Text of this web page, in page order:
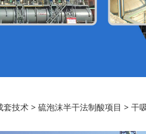
吸工段
套技术 >硫泡沫半干法制酸项目 >干